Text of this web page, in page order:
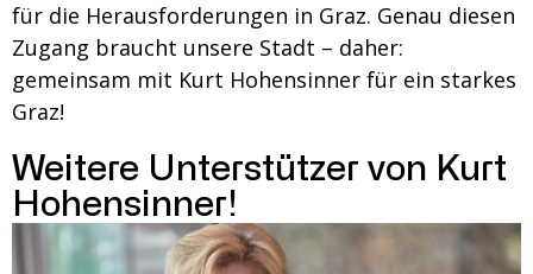
für die Herausforderungen in Graz. Genau diesen
Zugang braucht unsere Stadt – daher:
gemeinsam mit Kurt Hohensinner für ein starkes
Graz!
Weitere Unterstützer von Kurt
Hohensinner!